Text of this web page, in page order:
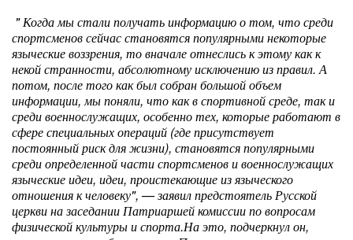
" Когда мы стали получать информацию о том, что среди
спортсменов сейчас становятся популярными некоторые
языческие воззрения, то вначале отнеслись к этому как к
некой странности, абсолютному исключению из правил. А
потом, после того как был собран большой объем
информации, мы поняли, что как в спортивной среде, так и
среди военнослужащих, особенно тех, которые работают в
сфере специальных операций (где присутствует
постоянный риск для жизни), становятся популярными
среди определенной части спортсменов и военнослужащих
языческие идеи, идеи, проистекающие из языческого
отношения к человеку", — заявил предстоятель Русской
церкви на заседании Патриаршей комиссии по вопросам
физической культуры и спорта.На это, подчеркнул он,